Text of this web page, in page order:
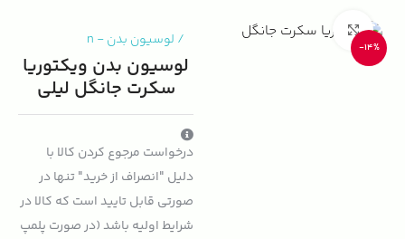
-14%
بزرگنمایی تصویر / لوسیون بدن-
n
لوسیون بدن ویکتوریا
سکرت جانگل لیلی
درخواست مرجوع کردن کالا با
دلیل "انصراف از خرید" تنها در
صورتی قابل تایید است که کالا در
شرایط اولیه باشد (در صورت پلمپ